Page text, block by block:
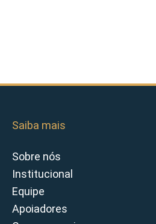
Saiba mais
Sobre nós
Institucional
Equipe
Apoiadores